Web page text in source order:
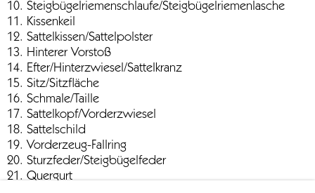
10. Steigbügelriemenschlaufe/Steigbügelriemenlasche
11. Kissenkeil
12. Sattelkissen/Sattelpolster
13. Hinterer Vorstoß
14. Efter/Hinterzwiesel/Sattelkranz
15. Sitz/Sitzfläche
16. Schmale/Taille
17. Sattelkopf/Vorderzwiesel
18. Sattelschild
19. Vorderzeug-Fallring
20. Sturzfeder/Steigbügelfeder
21. Quergurt